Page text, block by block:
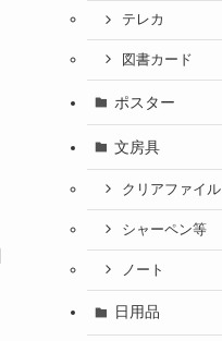
テレカ
図書カード
ポスター
文房具
クリアファイル
シャーペン等
ノート
日用品